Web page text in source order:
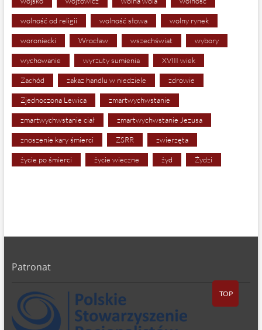
wolność od religii wolność słowa wolny rynek
woroniecki Wrocław wszechświat wybory
wychowanie wyrzuty sumienia XVIII wiek
Zachód zakaz handlu w niedziele zdrowie
Zjednoczona Lewica zmartwychwstanie
zmartwychwstanie ciał zmartwychwstanie Jezusa
znoszenie kary śmierci ZSRR zwierzęta
życie po śmierci życie wieczne żyd Żydzi
Patronat
TOP